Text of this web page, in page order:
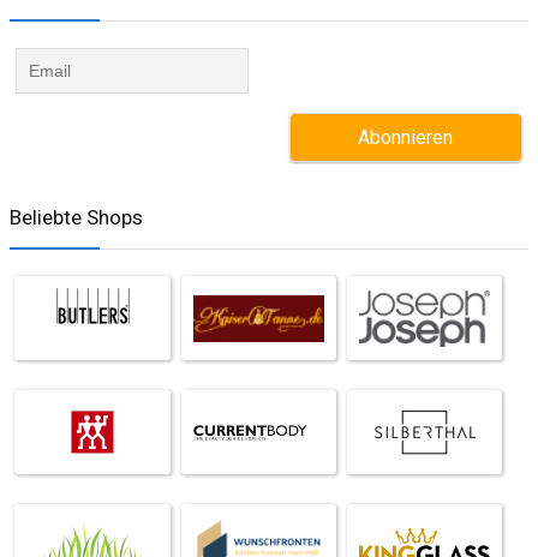
Beliebte Shops